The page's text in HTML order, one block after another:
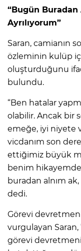
“Bugün Buradan
Ayrılıyorum”
Saran, camianın
özleminin kulüp
oluşturduğunu
bulundu.
“Ben hatalar
olabilir. Ancak bir
emeğe, iyi niyete
vicdanım son
ettiğimiz büyük
benim
buradan alnım
dedi.
Görevi
vurgulayan
görevi